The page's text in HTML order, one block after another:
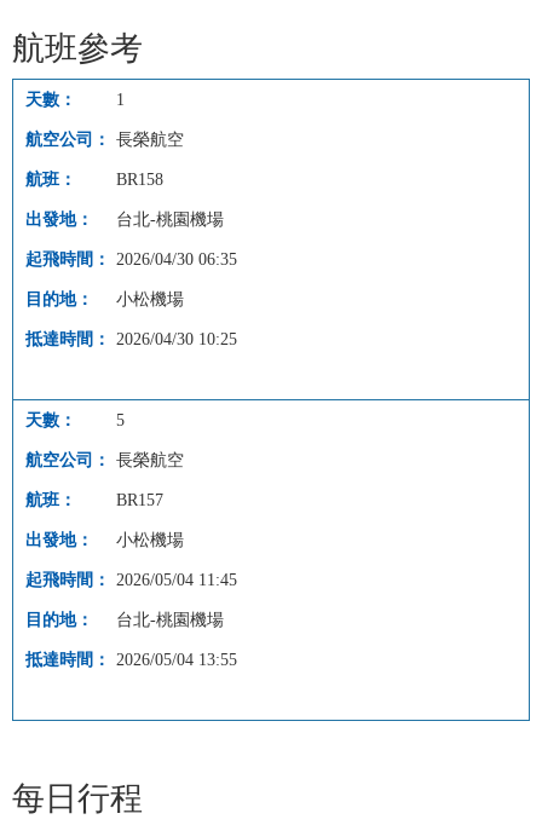
航班參考
1
長榮航空
BR158
台北-桃園機場
2026/04/30 06:35
小松機場
2026/04/30 10:25
5
長榮航空
BR157
小松機場
2026/05/04 11:45
台北-桃園機場
2026/05/04 13:55
每日行程